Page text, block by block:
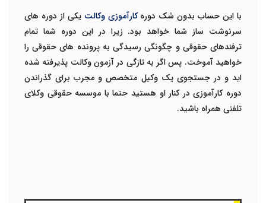
با این حساب بدون شک دورهکارآموزی وکالت یکی از دوره های
سرنوشت ساز شما خواهد بود. زیرا در این دوره شما تمام
ترفندهای حقوقی و چگونگی رسیدگی به پرونده های حقوقی را
خواهید آموخت. پس اگر به تازگی در آزمون وکالت پذیرفته شده
اید و در جستجوی یک وکیل متخصص و مجرب برای گذراندن
دوره کارآموزی در کنار او هستید حتما با موسسه حقوقی وکلای
تلفنی همراه باشید.